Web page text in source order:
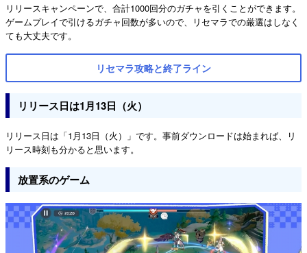
リリースキャンペーンで、合計1000回分のガチャを引くことができます。
ゲームプレイで引けるガチャ回数が多いので、リセマラでの厳選はしなく
ても大丈夫です。
リセマラ攻略と終了ライン
リリース日は1月13日（火）
リリース日は「1月13日（火）」です。事前ダウンロードは始まれば、リ
リース時刻も分かると思います。
放置系のゲーム